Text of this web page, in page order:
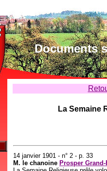
Documents
La Semaine
14 janvier 1901 - n° 2 - p. 33
M. le chanoine Prosper